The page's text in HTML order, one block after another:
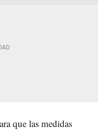
que las medidas